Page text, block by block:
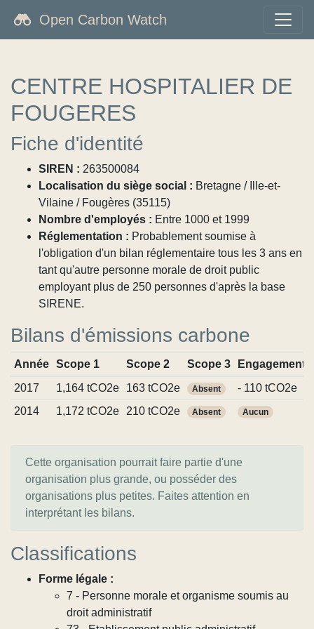
Open Carbon Watch
CENTRE HOSPITALIER DE
FOUGERES
Fiche d'identité
SIREN : 263500084
Localisation du siège social : Bretagne / Ille-et-
Vilaine / Fougères (35115)
Nombre d'employés : Entre 1000 et 1999
Réglementation : Probablement soumise à
l'obligation d'un bilan réglementaire tous les 3 ans en
tant qu'autre personne morale de droit public
employant plus de 250 personnes d'après la base
SIRENE.
Bilans d'émissions carbone
Année Scope 1 Scope 2 Scope 3
Engagements
2017
1,164 tCO2e 163 tCO2e Absent
- 110 tCO2e
2014
1,172 tCO2e 210 tCO2e Absent Aucun
Cette organisation pourrait faire partie d'une
organisation plus grande, ou posséder des
organisations plus petites. Faites attention en
interprétant les bilans.
Classifications
Forme légale :
7 - Personne morale et organisme soumis au
droit administratif